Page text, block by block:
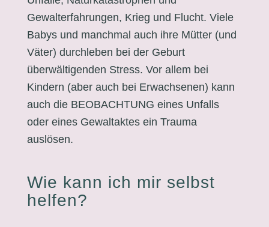
Gewalterfahrungen, Krieg und Flucht. Viele
Babys und manchmal auch ihre Mütter (und
Väter) durchleben bei der Geburt
überwältigenden Stress. Vor allem bei
Kindern (aber auch bei Erwachsenen) kann
auch die BEOBACHTUNG eines Unfalls
oder eines Gewaltaktes ein Trauma
auslösen.
Wie kann ich mir selbst
helfen?